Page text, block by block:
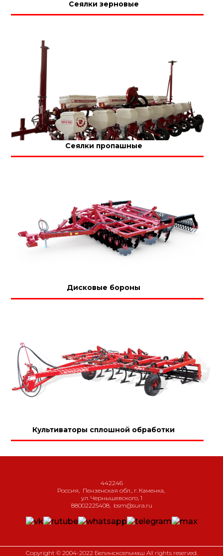
Сеялки зерновые
Сеялки пропашные
Дисковые бороны
Культиваторы сплошной обработки
442246
Россия
Пензенская обл., г. Каменка
ул. Чернышевского, 1
88002225408, bsm@sura.ru
Copyright © 2004-2022 Белинсксельмаш All rights reserved.